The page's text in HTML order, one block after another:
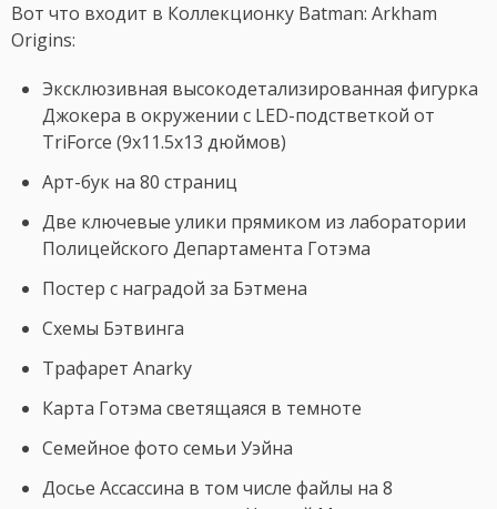
Вот что входит в Коллекционку Batman: Arkham
Origins:
Эксклюзивная высокодетализированная фигурка
Джокера в окружении с LED-подстветкой от
TriForce (9x11.5x13 дюймов)
Арт-бук на 80 страниц
Две ключевые улики прямиком из лаборатории
Полицейского Департамента Готэма
Постер с наградой за Бэтмена
Схемы Бэтвинга
Трафарет Anarky
Карта Готэма светящаяся в темноте
Семейное фото семьи Уэйна
Досье Ассассина в том числе файлы на 8